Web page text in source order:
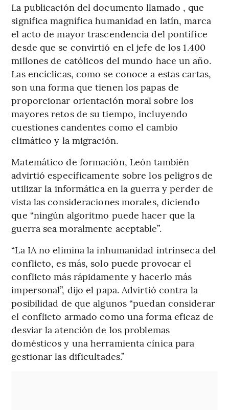
La publicación del documento llamado , que
significa magnífica humanidad en latín, marca
el acto de mayor trascendencia del pontífice
desde que se convirtió en el jefe de los 1.400
millones de católicos del mundo hace un año.
Las encíclicas, como se conoce a estas cartas,
son una forma que tienen los papas de
proporcionar orientación moral sobre los
mayores retos de su tiempo, incluyendo
cuestiones candentes como el cambio
climático y la migración.
Matemático de formación, León también
advirtió específicamente sobre los peligros de
utilizar la informática en la guerra y perder de
vista las consideraciones morales, diciendo
que “ningún algoritmo puede hacer que la
guerra sea moralmente aceptable”.
“La IA no elimina la inhumanidad intrínseca del
conflicto, es más, solo puede provocar el
conflicto más rápidamente y hacerlo más
impersonal”, dijo el papa. Advirtió contra la
posibilidad de que algunos “puedan considerar
el conflicto armado como una forma eficaz de
desviar la atención de los problemas
domésticos y una herramienta cínica para
gestionar las dificultades.”